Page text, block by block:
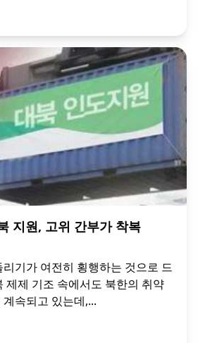
지원, 고위 간부가 착복
기가 여전히 횡행하는 것으로 드
제제 기조 속에서도 북한의 취약
속되고 있는데,...